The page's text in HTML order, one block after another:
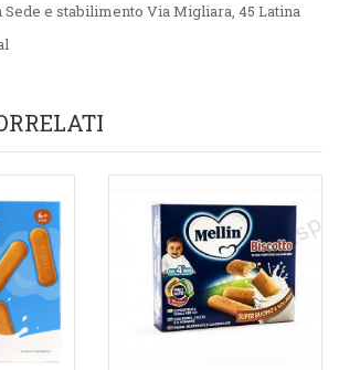
Sede e stabilimento Via Migliara, 45 Latina